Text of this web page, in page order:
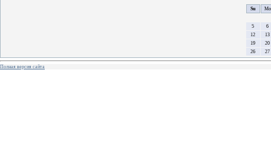
Su Mo
5
6
12
13
19
20
26
27
Полная версия сайта